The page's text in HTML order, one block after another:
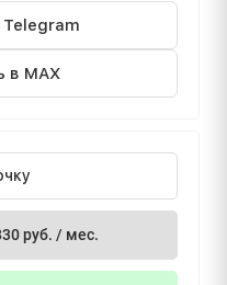
в MAX
руб. / мес.